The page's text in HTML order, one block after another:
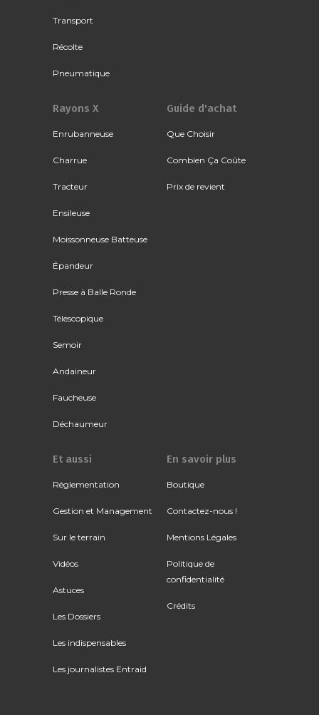
Transport
Récolte
Pneumatique
Rayons X
Enrubanneuse
Charrue
Tracteur
Ensileuse
Moissonneuse Batteuse
Épandeur
Presse à Balle Ronde
Télescopique
Semoir
Andaineur
Faucheuse
Déchaumeur
Guide d'achat
Que Choisir
Combien Ça Coûte
Prix de revient
Et aussi
Réglementation
Gestion et Management
Sur le terrain
Vidéos
Astuces
Les Dossiers
Les indispensables
Les journalistes Entraid
En savoir plus
Boutique
Contactez-nous !
Mentions Légales
Politique de
confidentialité
Crédits